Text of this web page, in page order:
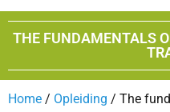
THE FUNDAMENTALS
Home / Opleiding / The